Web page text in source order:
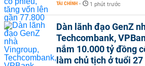
TÀI CHÍNH - 1 phút trước
Dàn lãnh đạo GenZ
Techcombank,
nắm 10.000 tỷ đồng
làm chủ tịch ở tuổi 27